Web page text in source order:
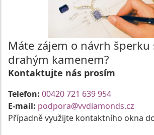
Máte zájem o návrh
drahým kamenem?
Kontaktujte nás prosím
Telefon: 00420 721 639 954
E-mail: podpora@vvdiamonds.cz
Případně využijte kontaktního okna